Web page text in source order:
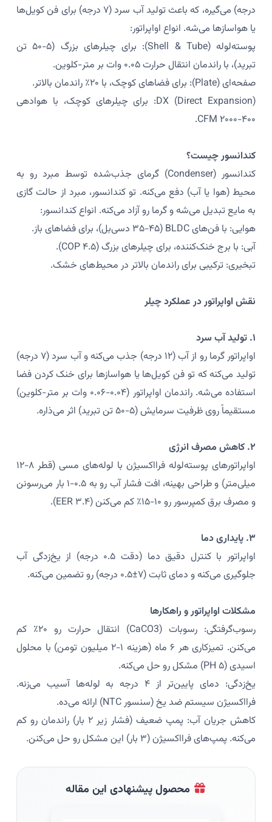
درجه) می‌گیره، که باعث تولید آب سرد (۷ درجه) برای فن کویل‌ها
یا هواسازها می‌شه. انواع اواپراتور:
پوسته‌لوله (Shell & Tube): برای چیلرهای بزرگ (۵-۵۰ تن
تبرید)، با راندمان انتقال حرارت ۰.۰۵ وات بر متر-کلوین.
صفحه‌ای (Plate): برای فضاهای کوچک، با ۲۰٪ راندمان بالاتر.
DX (Direct Expansion): برای چیلرهای کوچک، با هوادهی
۴۰۰-۲۰۰۰ CFM.
کندانسور چیست؟
کندانسور (Condenser) گرمای جذب‌شده توسط مبرد رو به
محیط (هوا یا آب) دفع می‌کنه. تو کندانسور، مبرد از حالت گازی
به مایع تبدیل می‌شه و گرما رو آزاد می‌کنه. انواع کندانسور:
هوایی: با فن‌های BLDC (۳۵-۴۵ دسی‌بل)، برای فضاهای باز.
آبی: با برج خنک‌کننده، برای چیلرهای بزرگ (COP ۴.۵).
تبخیری: ترکیبی برای راندمان بالاتر در محیط‌های خشک.
نقش اواپراتور در عملکرد چیلر
۱. تولید آب سرد
اواپراتور گرما رو از آب (۱۲ درجه) جذب می‌کنه و آب سرد (۷ درجه)
تولید می‌کنه که تو فن کویل‌ها یا هواسازها برای خنک کردن فضا
استفاده می‌شه. راندمان اواپراتور (۰.۰۴-۰.۰۶ وات بر متر-کلوین)
مستقیماً روی ظرفیت سرمایش (۵-۵۰ تن تبرید) اثر می‌ذاره.
۲. کاهش مصرف انرژی
اواپراتورهای پوسته‌لوله فرااکسیژن با لوله‌های مسی (قطر ۸-۱۲
میلی‌متر) و طراحی بهینه، افت فشار آب رو به ۰.۵-۱ بار می‌رسونن
و مصرف برق کمپرسور رو ۱۰-۱۵٪ کم می‌کنن (EER ۳.۴).
۳. پایداری دما
اواپراتور با کنترل دقیق دما (دقت ۰.۵ درجه) از یخ‌زدگی آب
جلوگیری می‌کنه و دمای ثابت (۷±۰.۵ درجه) رو تضمین می‌کنه.
مشکلات اواپراتور و راهکارها
رسوب‌گرفتگی: رسوبات (CaCO3) انتقال حرارت رو ۲۰٪ کم
می‌کنن. تمیزکاری هر ۶ ماه (هزینه ۱-۲ میلیون تومن) با محلول
اسیدی (PH ۵) مشکل رو حل می‌کنه.
یخ‌زدگی: دمای پایین‌تر از ۴ درجه به لوله‌ها آسیب می‌زنه.
فرااکسیژن سیستم ضد یخ (سنسور NTC) ارائه می‌ده.
کاهش جریان آب: پمپ ضعیف (فشار زیر ۲ بار) راندمان رو کم
می‌کنه. پمپ‌های فرااکسیژن (۳ بار) این مشکل رو حل می‌کنن.
محصول پیشنهادی این مقاله